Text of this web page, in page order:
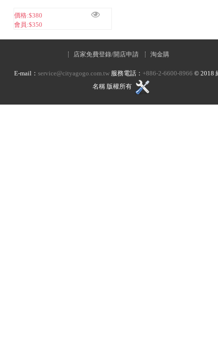
價格:$380
會員:$350
店家免費登錄/開店申請 淘金購
E-mail： service@cityagogo.com.tw 服務電話： +886-2-6600-8966 ©2018
名稱 版權所有